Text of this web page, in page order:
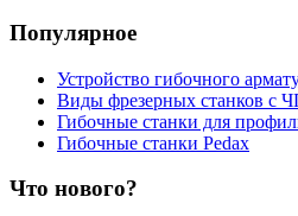
Популярное
Устройство гибочного
Виды фрезерных станков с
Гибочные станки для
Гибочные станки Pedax
Что нового?